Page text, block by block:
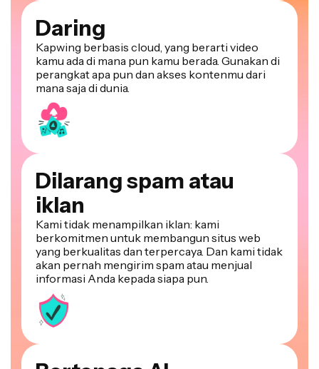
Daring
Kapwing berbasis cloud, yang berarti video
kamu ada di mana pun kamu berada. Gunakan di
perangkat apa pun dan akses kontenmu dari
mana saja di dunia.
Dilarang spam atau
iklan
Kami tidak menampilkan iklan: kami
berkomitmen untuk membangun situs web
yang berkualitas dan terpercaya. Dan kami tidak
akan pernah mengirim spam atau menjual
informasi Anda kepada siapa pun.
Bertenaga AI